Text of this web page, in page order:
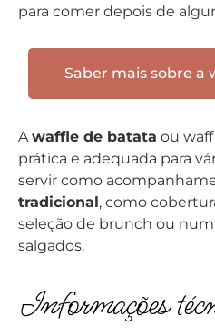
para comer depois de
Saber mais sobre a
Awaffle de batata ou
prática e adequada para
servir como
tradicional, como
seleção de brunch ou num
salgados.
Informações